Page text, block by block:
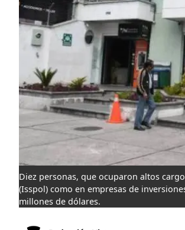
Diez personas, que ocuparon altos
(Isspol) como en empresas de
millones de dólares.